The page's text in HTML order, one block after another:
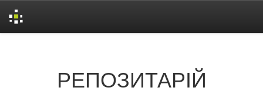
РЕПОЗИТАРІЙ